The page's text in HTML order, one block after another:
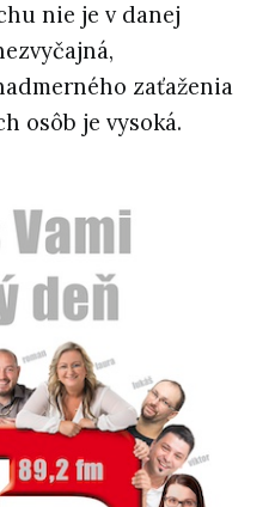
nie je v danej
zaťaženia
osôb je vysoká.